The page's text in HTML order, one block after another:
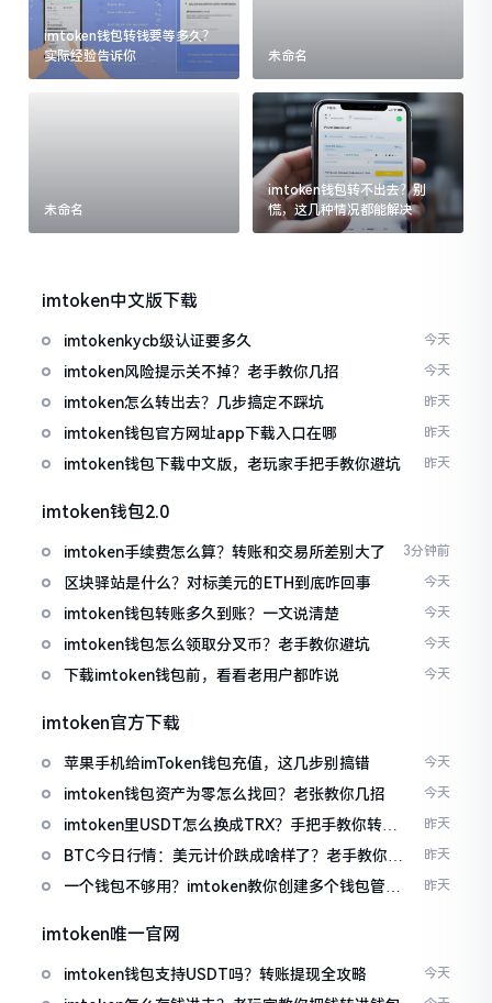
imtoken钱包转钱要等多久？
实际经验告诉你
未命名
未命名
imtoken钱包转不出去？别
慌，这几种情况都能解决
imtoken中文版下载
imtokenkycb级认证要多久 今天
imtoken风险提示关不掉？老手教你几招 今天
imtoken怎么转出去？几步搞定不踩坑 昨天
imtoken钱包官方网址app下载入口在哪 昨天
imtoken钱包下载中文版，老玩家手把手教你避坑 昨天
imtoken钱包2.0
imtoken手续费怎么算？转账和交易所差别大了 3分钟前
区块驿站是什么？对标美元的ETH到底咋回事 今天
imtoken钱包转账多久到账？一文说清楚 今天
imtoken钱包怎么领取分叉币？老手教你避坑 今天
下载imtoken钱包前，看看老用户都咋说 今天
imtoken官方下载
苹果手机给imToken钱包充值，这几步别搞错 今天
imtoken钱包资产为零怎么找回？老张教你几招 今天
imtoken里USDT怎么换成TRX？手把手教你转成
波场币
昨天
BTC今日行情：美元计价跌成啥样了？老手教你咋
昨天
一个钱包不够用？imtoken教你创建多个钱包管理
昨天
imtoken唯一官网
imtoken钱包支持USDT吗？转账提现全攻略 今天